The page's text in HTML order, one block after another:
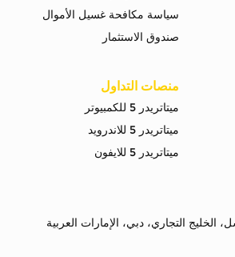
سياسة مكافحة غسيل الأموال
صندوق الاستثمار
منصات التداول
ميتاتريدر 5 للكمبيوتر
ميتاتريدر 5 للاندرويد
ميتاتريدر 5 للايفون
تشرشل، الخليج التجاري، دبي، الإمارات العربية